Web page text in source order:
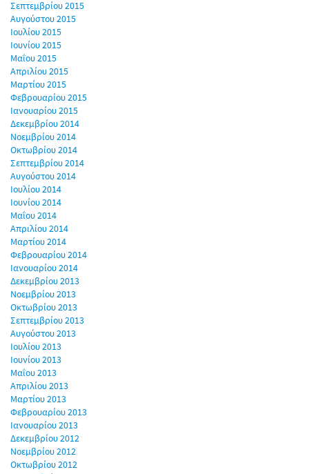
Σεπτεμβρίου 2015
Αυγούστου 2015
Ιουλίου 2015
Ιουνίου 2015
Μαΐου 2015
Απριλίου 2015
Μαρτίου 2015
Φεβρουαρίου 2015
Ιανουαρίου 2015
Δεκεμβρίου 2014
Νοεμβρίου 2014
Οκτωβρίου 2014
Σεπτεμβρίου 2014
Αυγούστου 2014
Ιουλίου 2014
Ιουνίου 2014
Μαΐου 2014
Απριλίου 2014
Μαρτίου 2014
Φεβρουαρίου 2014
Ιανουαρίου 2014
Δεκεμβρίου 2013
Νοεμβρίου 2013
Οκτωβρίου 2013
Σεπτεμβρίου 2013
Αυγούστου 2013
Ιουλίου 2013
Ιουνίου 2013
Μαΐου 2013
Απριλίου 2013
Μαρτίου 2013
Φεβρουαρίου 2013
Ιανουαρίου 2013
Δεκεμβρίου 2012
Νοεμβρίου 2012
Οκτωβρίου 2012